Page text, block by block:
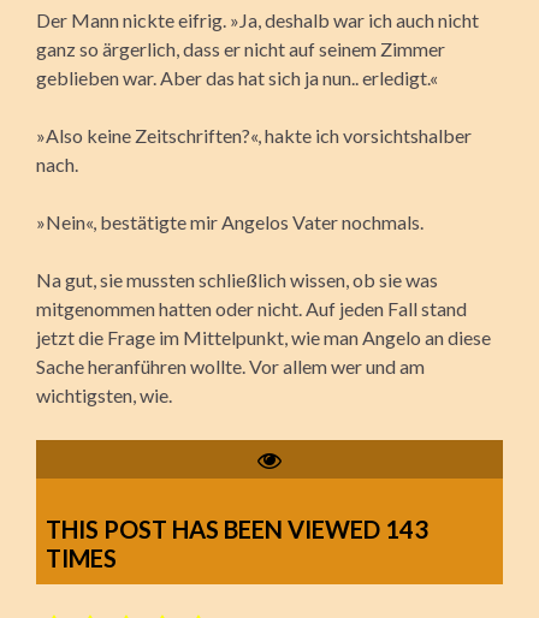
Der Mann nickte eifrig. »Ja, deshalb war ich auch nicht
ganz so ärgerlich, dass er nicht auf seinem Zimmer
geblieben war. Aber das hat sich ja nun.. erledigt.«
»Also keine Zeitschriften?«, hakte ich vorsichtshalber
nach.
»Nein«, bestätigte mir Angelos Vater nochmals.
Na gut, sie mussten schließlich wissen, ob sie was
mitgenommen hatten oder nicht. Auf jeden Fall stand
jetzt die Frage im Mittelpunkt, wie man Angelo an diese
Sache heranführen wollte. Vor allem wer und am
wichtigsten, wie.
THIS POST HAS BEEN VIEWED 143
TIMES